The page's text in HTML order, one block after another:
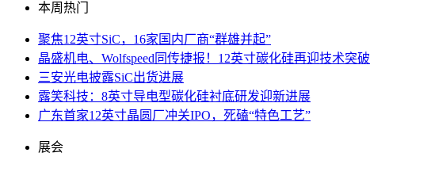
本周热门
聚焦12英寸SiC，16家国内厂商“群雄并起”
晶盛机电、Wolfspeed同传捷报！12英寸碳化硅再迎技术突破
三安光电披露SiC出货进展
露笑科技：8英寸导电型碳化硅衬底研发迎新进展
广东首家12英寸晶圆厂冲关IPO，死磕“特色工艺”
展会